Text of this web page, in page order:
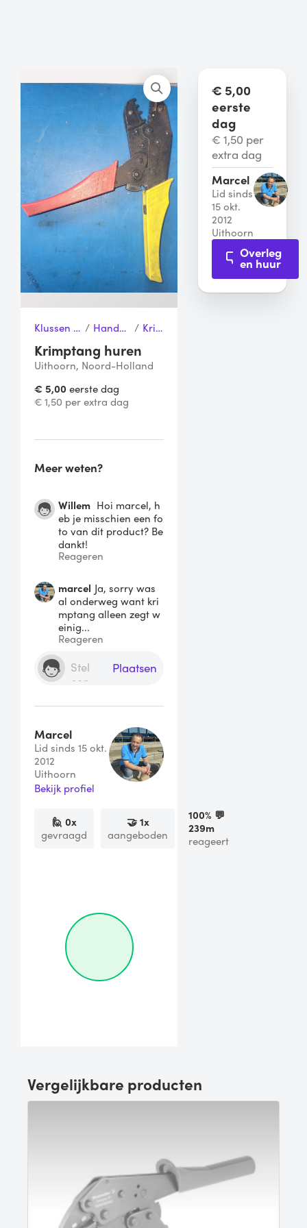
Klussen & Gereedschap / Handgereedschap / Krimptang
Krimptang huren
Uithoorn, Noord-Holland
€ 5,00 eerste dag
€ 1,50 per extra dag
Meer weten?
Willem Hoi marcel, h
eb je misschien een fo
to van dit product? Be
dankt!
Reageren
marcel Ja, sorry was
al onderweg want kri
mptang alleen zegt w
einig...
Reageren
Plaatsen
Marcel
Lid sinds 15 okt.
2012
Uithoorn
Bekijk profiel
🙋 0x
gevraagd
🤝1x
aangeboden
100% 💬
239m
reageert
Vergelijkbare producten
€ 5,00
eerste
dag
€ 1,50 per
extra dag
Marcel
Lid sinds
15 okt.
2012
Uithoorn
Overleg
en huur